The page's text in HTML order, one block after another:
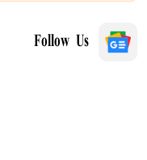
Follow Us